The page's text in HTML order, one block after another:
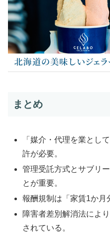
まとめ
「媒介・代理を業とし
許が必要。
管理受託方式とサブリ
とが重要。
報酬規制は「家賃1か月
障害者差別解消法によ
されている。